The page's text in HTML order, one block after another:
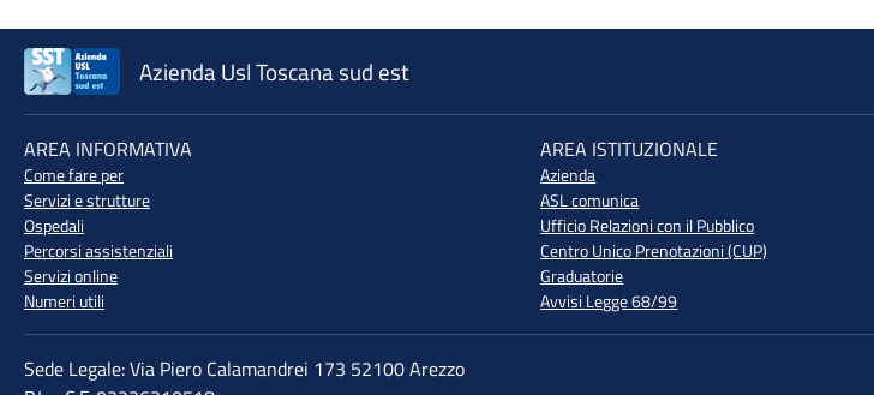
Azienda Usl Toscana sud est
AREA INFORMATIVA
Come fare per
Servizi e strutture
Ospedali
Percorsi assistenziali
Servizi online
Numeri utili
AREA ISTITUZIONALE
Azienda
ASL comunica
Ufficio Relazioni con il Pubblico
Centro Unico Prenotazioni (CUP)
Graduatorie
Avvisi Legge 68/99
Sede Legale: Via Piero Calamandrei 173 52100 Arezzo